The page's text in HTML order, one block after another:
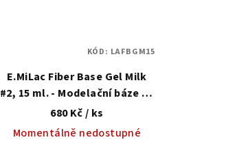
E.MiLac Fiber Base Gel Milk
#2, 15 ml. - Modelační báze se
zpevňujícím syntetickým
vláknem
680 Kč/ ks
Momentálně nedostupné
KÓD: LAFBGM15